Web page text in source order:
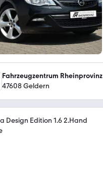
Fahrzeugzentrum
47608 Geldern